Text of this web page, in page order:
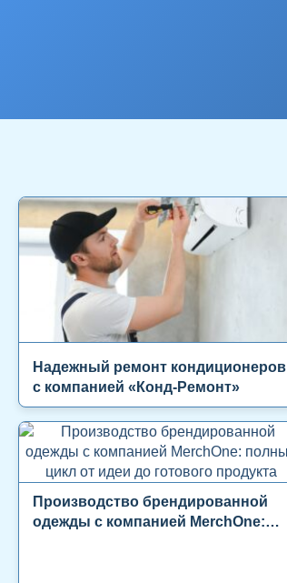
Надежный ремонт кондиционеров
с компанией «Конд-Ремонт»
Производство брендированной
одежды с компанией MerchOne: